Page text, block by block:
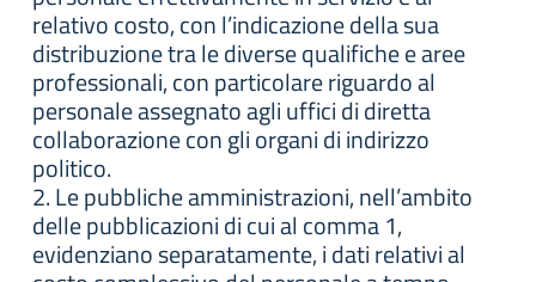
relativo costo, con l’indicazione della sua
distribuzione tra le diverse qualifiche e aree
professionali, con particolare riguardo al
personale assegnato agli uffici di diretta
collaborazione con gli organi di indirizzo
politico.
2. Le pubbliche amministrazioni, nell’ambito
delle pubblicazioni di cui al comma 1,
evidenziano separatamente, i dati relativi al